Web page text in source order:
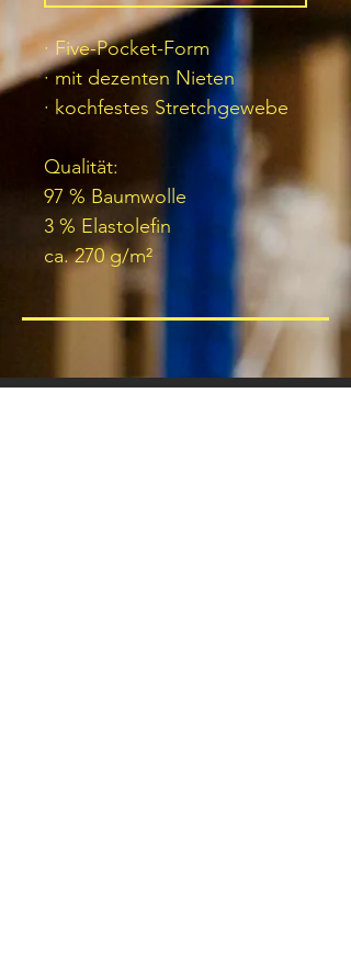
· Five-Pocket-Form
· mit dezenten Nieten
· kochfestes Stretchgewebe
Qualität:
97 % Baumwolle
3 % Elastolefin
ca. 270 g/m²